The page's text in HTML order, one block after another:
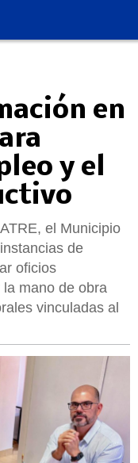
en
y el
el Municipio
de
oficios
mano de obra
vinculadas al